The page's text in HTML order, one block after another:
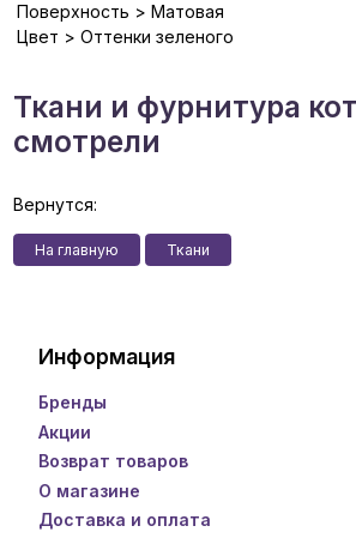
Поверхность > Матовая
Цвет > Оттенки зеленого
Ткани и фурнитура
смотрели
Вернутся:
На главную Ткани
Информация
Бренды
Акции
Возврат товаров
О магазине
Доставка и оплата